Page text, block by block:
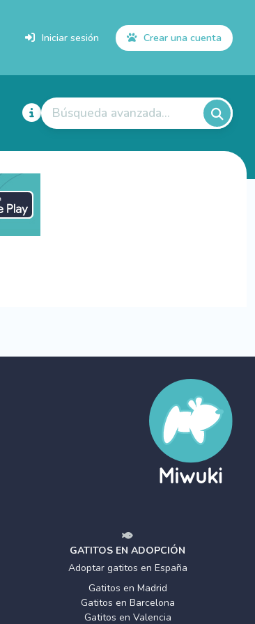
Iniciar sesión Crear una cuenta
Búsqueda avanzada...
GATITOS EN ADOPCIÓN
Adoptar gatitos en España
Gatitos en Madrid
Gatitos en Barcelona
Gatitos en Valencia